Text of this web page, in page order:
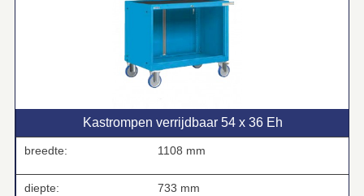
Kastrompen verrijdbaar 54 x 36 Eh
breedte: 1108 mm
diepte: 733 mm